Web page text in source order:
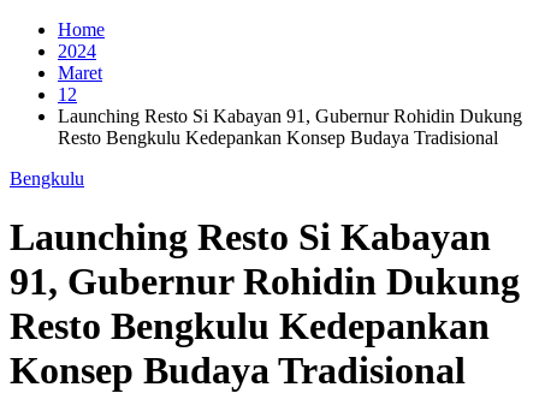
Home
2024
Maret
12
Launching Resto Si Kabayan 91, Gubernur Rohidin Dukung
Resto Bengkulu Kedepankan Konsep Budaya Tradisional
Bengkulu
Launching Resto Si Kabayan
91, Gubernur Rohidin Dukung
Resto Bengkulu Kedepankan
Konsep Budaya Tradisional